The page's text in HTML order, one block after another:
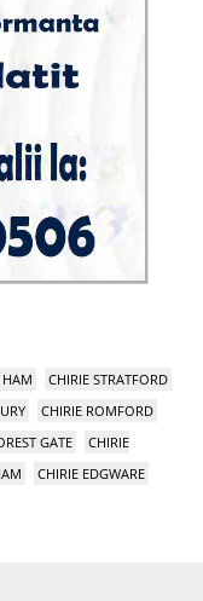
HAM
CHIRIE STRATFORD
CHIRIE ROMFORD
GATE
CHIRIE
CHIRIE EDGWARE